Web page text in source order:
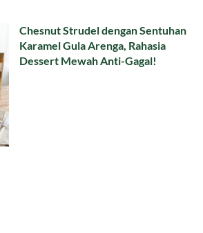
Chesnut Strudel dengan Sentuhan
Karamel Gula Arenga, Rahasia
Dessert Mewah Anti-Gagal!